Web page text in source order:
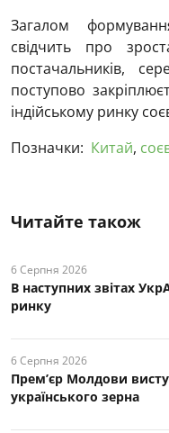
Загалом
свідчить про
постачальників,
поступово
індійському ринку
Позначки: Китай,
Читайте також
6 Серпня 2026
В наступних звітах
ринку
6 Серпня 2026
Прем’єр Молдови
українського зерна